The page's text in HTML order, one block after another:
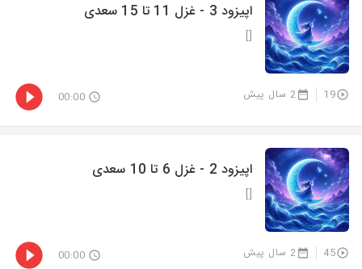
اپیزود 3 - غزل 11 تا 15 سعدی
[]
19 2 سال پیش 00:00
اپیزود 2 - غزل 6 تا 10 سعدی
[]
45 2 سال پیش 00:00